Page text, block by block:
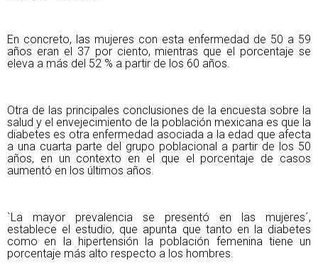
En concreto, las mujeres con esta enfermedad de 50 a 59
años eran el 37 por ciento, mientras que el porcentaje se
eleva a más del 52 % a partir de los 60 años.
Otra de las principales conclusiones de la encuesta sobre la
salud y el envejecimiento de la población mexicana es que la
diabetes es otra enfermedad asociada a la edad que afecta
a una cuarta parte del grupo poblacional a partir de los 50
años, en un contexto en el que el porcentaje de casos
aumentó en los últimos años.
`La mayor prevalencia se presentó en las mujeres´,
establece el estudio, que apunta que tanto en la diabetes
como en la hipertensión la población femenina tiene un
porcentaje más alto respecto a los hombres.